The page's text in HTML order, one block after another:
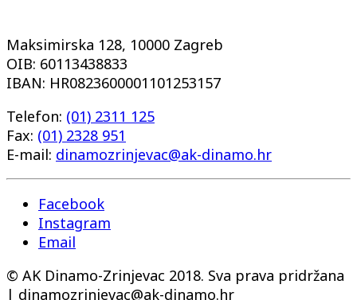
Maksimirska 128, 10000 Zagreb
OIB: 60113438833
IBAN: HR0823600001101253157
Telefon: (01) 2311 125
Fax: (01) 2328 951
E-mail: dinamozrinjevac@ak-dinamo.hr
Facebook
Instagram
Email
© AK Dinamo-Zrinjevac 2018. Sva prava pridržana
| dinamozrinjevac@ak-dinamo.hr